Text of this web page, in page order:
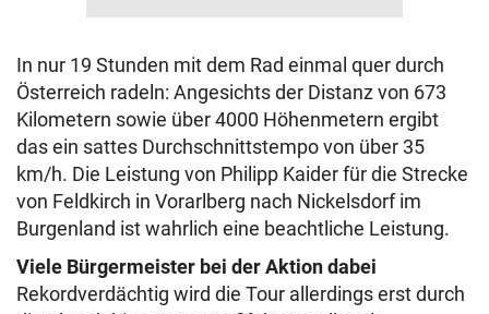
In nur 19 Stunden mit dem Rad einmal quer durch
Österreich radeln: Angesichts der Distanz von 673
Kilometern sowie über 4000 Höhenmetern ergibt
das ein sattes Durchschnittstempo von über 35
km/h. Die Leistung von Philipp Kaider für die Strecke
von Feldkirch in Vorarlberg nach Nickelsdorf im
Burgenland ist wahrlich eine beachtliche Leistung.
Viele Bürgermeister bei der Aktion dabei
Rekordverdächtig wird die Tour allerdings erst durch